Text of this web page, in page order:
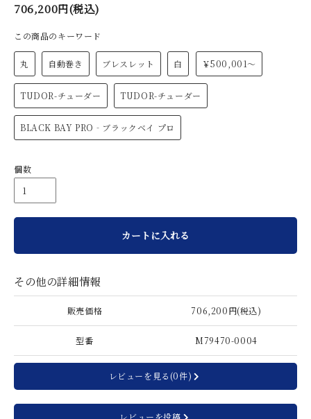
706,200円(税込)
この商品のキーワード
丸 自動巻き ブレスレット 白 ￥500,001～
TUDOR-チューダー TUDOR-チューダー
BLACK BAY PRO‐ブラックベイ プロ
個数
カートに入れる
その他の詳細情報
販売価格 706,200円(税込)
型番 M79470-0004
レビューを見る(0件)
レビューを投稿